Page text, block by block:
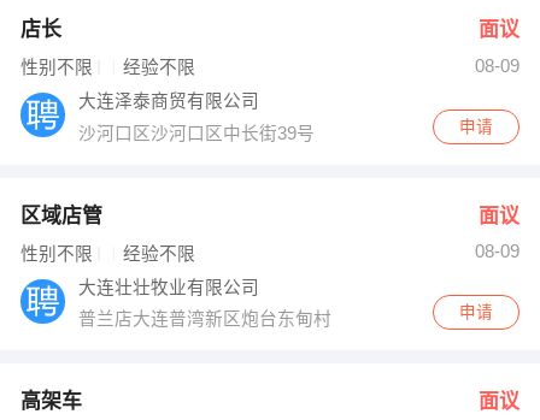
店长 面议
性别不限 经验不限
08-09
大连泽泰商贸有限公司
沙河口区沙河口区中长街39号
申请
区域店管 面议
性别不限 经验不限
08-09
大连壮壮牧业有限公司
普兰店大连普湾新区炮台东甸村
申请
高架车 面议